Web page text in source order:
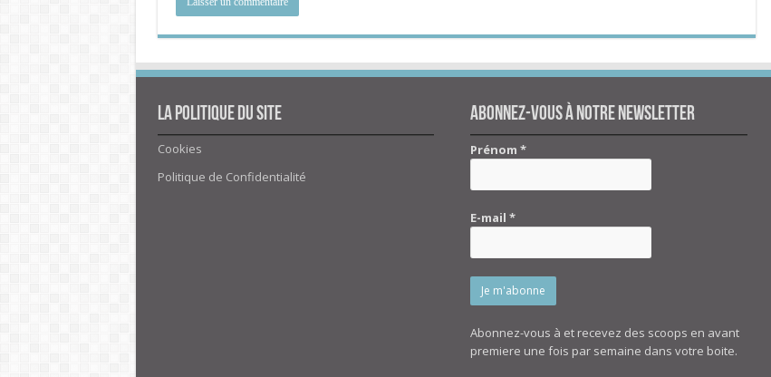
La politique du site
Cookies
Politique de Confidentialité
Abonnez-vous à notre newsletter
Prénom*
E-mail*
Abonnez-vous à et recevez des scoops en avant
premiere une fois par semaine dans votre boite.